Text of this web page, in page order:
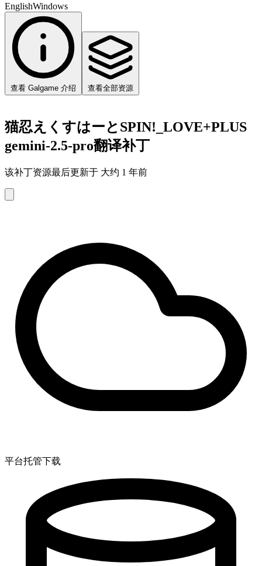
EnglishWindows
查看 Galgame 介绍 查看全部资源
猫忍えくすはーとSPIN!_LOVE+PLUS
gemini-2.5-pro翻译补丁
该补丁资源最后更新于 大约 1 年前
平台托管下载